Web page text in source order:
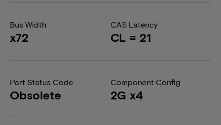
Bus Width
x72
CAS Latency
CL = 21
Part Status Code
Obsolete
Component Config
2G x4